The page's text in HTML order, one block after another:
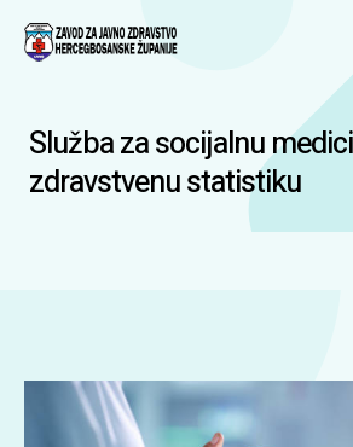
Služba za socijalnu
zdravstvenu statistiku